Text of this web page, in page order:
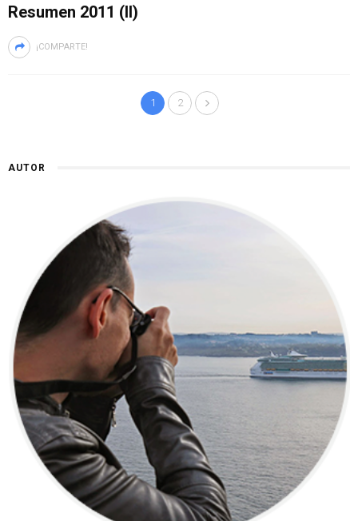
Resumen 2011 (II)
¡COMPARTE!
1 2
AUTOR